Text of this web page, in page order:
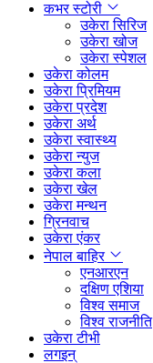
कभर स्टोरी
उकेरा सिरिज
उकेरा खोज
उकेरा स्पेशल
उकेरा कोलम
उकेरा प्रिमियम
उकेरा प्रदेश
उकेरा अर्थ
उकेरा स्वास्थ्य
उकेरा न्युज
उकेरा कला
उकेरा खेल
उकेरा मन्थन
ग्रिनवाच
उकेरा एंकर
नेपाल बाहिर
एनआरएन
दक्षिण एशिया
विश्व समाज
विश्व राजनीति
उकेरा टीभी
लगइन्